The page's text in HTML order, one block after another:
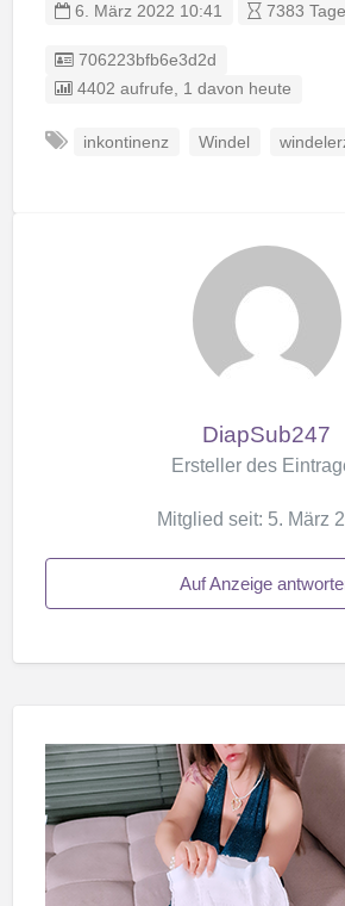
6. März 2022 10:41 7383
Listing ID
706223bfb6e3d2d
4402 aufrufe, 1 davon heute
inkontinenz Windel
DiapSub247
Ersteller des
Mitglied seit: 5. März
Auf Anzeige